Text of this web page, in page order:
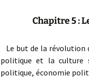
Chapitre 5 :
Le but de la révolution
politique et la culture
politique, économie